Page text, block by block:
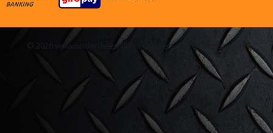
© 2026 www.onderdelen4x4.nl - Powered by Shoppagina.nl